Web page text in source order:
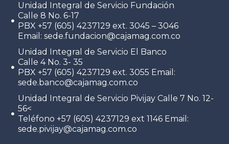
Unidad Integral de Servicio Fundación
Calle 8 No. 6-17
PBX +57 (605) 4237129 ext. 3045 – 3046
Email: sede.fundacion@cajamag.com.co
Unidad Integral de Servicio El Banco
Calle 4 No. 3- 35
PBX +57 (605) 4237129 ext. 3055 Email:
sede.banco@cajamag.com.co
Unidad Integral de Servicio Pivijay Calle 7 No. 12-
56<
Teléfono +57 (605) 4237129 ext 1146 Email:
sede.pivijay@cajamag.com.co